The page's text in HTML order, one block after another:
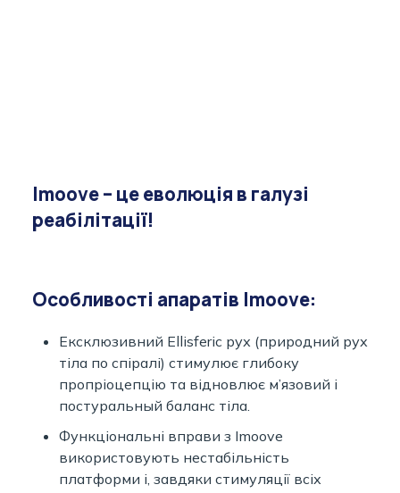
Imoove – це еволюція в галузі
реабілітації!
Особливості апаратів Imoove:
Ексклюзивний Ellisferic рух (природний рух
тіла по спіралі) стимулює глибоку
пропріоцепцію та відновлює м’язовий і
постуральный баланс тіла.
Функціональні вправи з Imoove
використовують нестабільність
платформи і, завдяки стимуляції всіх